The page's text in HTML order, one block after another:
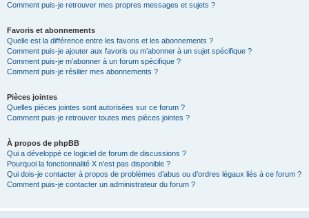
Comment puis-je retrouver mes propres messages et sujets ?
Favoris et abonnements
Quelle est la différence entre les favoris et les abonnements ?
Comment puis-je ajouter aux favoris ou m’abonner à un sujet spécifique ?
Comment puis-je m’abonner à un forum spécifique ?
Comment puis-je résilier mes abonnements ?
Pièces jointes
Quelles pièces jointes sont autorisées sur ce forum ?
Comment puis-je retrouver toutes mes pièces jointes ?
À propos de phpBB
Qui a développé ce logiciel de forum de discussions ?
Pourquoi la fonctionnalité X n’est pas disponible ?
Qui dois-je contacter à propos de problèmes d’abus ou d’ordres légaux liés à ce forum ?
Comment puis-je contacter un administrateur du forum ?